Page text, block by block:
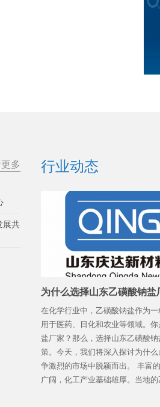
多
展共
行业动态
为什么选择山东乙磺酸钠盐
在化学行业中，乙磺酸钠盐作为
用于医药、日化和农业等领域。
盐厂家？那么，选择山东乙磺酸
策。今天，我们将深入探讨为什
争激烈的市场中脱颖而出。 丰富
广阔，化工产业基础雄厚。当地的